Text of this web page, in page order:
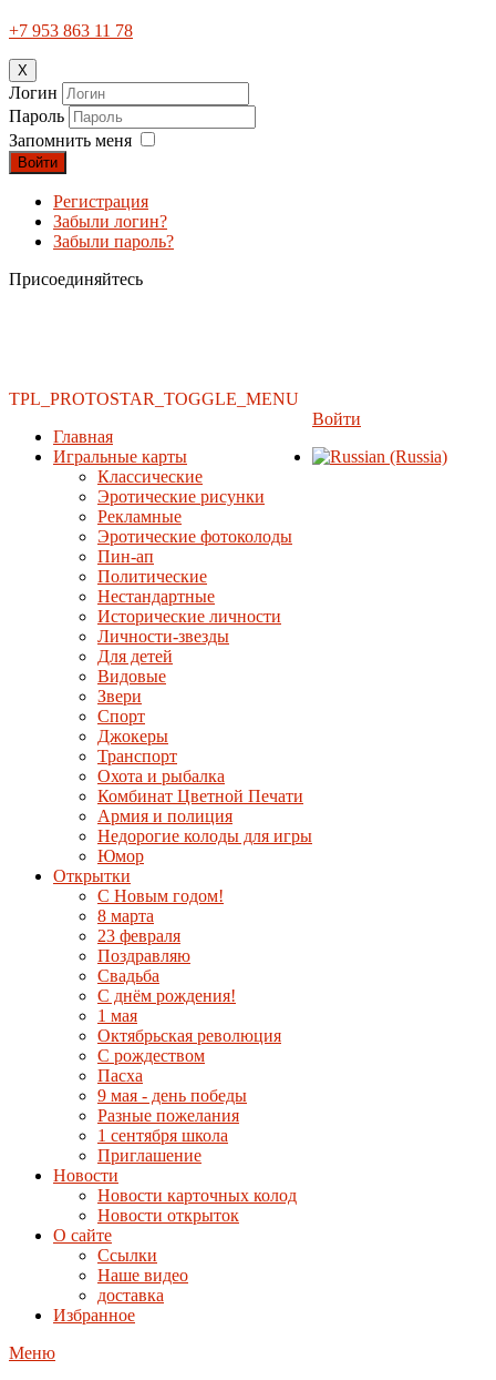
+7 953 863 11 78
X
Логин
Пароль
Запомнить меня
Войти
Регистрация
Забыли логин?
Забыли пароль?
Присоединяйтесь
TPL_PROTOSTAR_TOGGLE_MENU
Главная
Игральные карты
Классические
Эротические рисунки
Рекламные
Эротические фотоколоды
Пин-ап
Политические
Нестандартные
Исторические личности
Личности-звезды
Для детей
Видовые
Звери
Спорт
Джокеры
Транспорт
Охота и рыбалка
Комбинат Цветной Печати
Армия и полиция
Недорогие колоды для игры
Юмор
Открытки
С Новым годом!
8 марта
23 февраля
Поздравляю
Свадьба
С днём рождения!
1 мая
Октябрьская революция
С рождеством
Пасха
9 мая - день победы
Разные пожелания
1 сентября школа
Приглашение
Новости
Новости карточных колод
Новости открыток
О сайте
Ссылки
Наше видео
доставка
Избранное
Меню
Войти